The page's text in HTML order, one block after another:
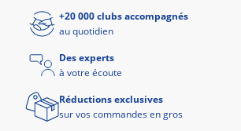
+20 000 clubs accompagnés
au quotidien
Des experts
à votre écoute
Réductions exclusives
sur vos commandes en gros